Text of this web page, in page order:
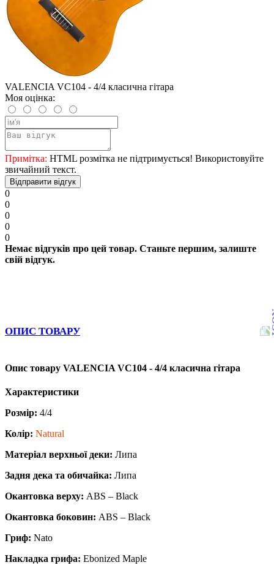
VALENCIA VC104 - 4/4 класична гітара
Моя оцінка:
Примітка: HTML розмітка не підтримується! Використовуйте
звичайний текст.
Відправити відгук
0
0
0
0
0
Немає відгуків про цей товар. Станьте першим, залиште
свій відгук.
ОПИС ТОВАРУ
Опис товару VALENCIA VC104 - 4/4 класична гітара
Характеристики
Розмір: 4/4
Колір: Natural
Матеріал верхньої деки: Липа
Задня дека та обичайка: Липа
Окантовка верху: ABS – Black
Окантовка боковин: ABS – Black
Гриф: Nato
Накладка грифа: Ebonized Maple